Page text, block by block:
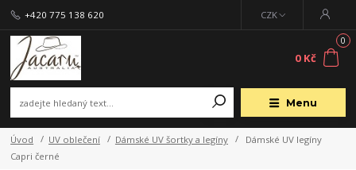
Menu
CZK
+420 775 138 620
0
0 Kč
Úvod UV oblečení Dámské UV šortky a legíny
Dámské UV legíny
Capri černé